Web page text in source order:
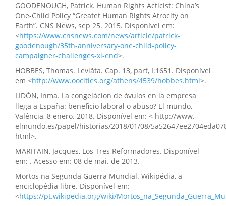
GOODENOUGH, Patrick. Human Rights Acticist: China’s
One-Child Policy “Greatet Human Rights Atrocity on
Earth”. CNS News, sep 25. 2015. Disponível em:
<https://www.cnsnews.com/news/article/patrick-
goodenough/35th-anniversary-one-child-policy-
campaigner-challenges-xi-end>.
HOBBES, Thomas. Leviãta. Cap. 13, part, I.1651. Disponível
em <http://www.oocities.org/athens/4539/hobbes.html>.
LIDÓN, Inma. La congelácion de óvulos en la empresa
llega a España: beneficio laboral o abuso? El mundo,
Valência, 8 enero. 2018. Disponível em: < http://www.
elmundo.es/papel/historias/2018/01/08/
html>.
MARITAIN, Jacques, Los Tres Reformadores. Disponível
em: . Acesso em: 08 de mai. de 2013.
Mortos na Segunda Guerra Mundial. Wikipédia, a
enciclopédia libre. Disponível em:
<https://pt.wikipedia.org/wiki/